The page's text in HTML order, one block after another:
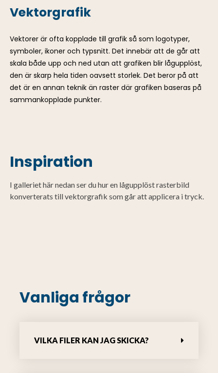
Vektorgrafik
Vektorer är ofta kopplade till grafik så som logotyper,
symboler, ikoner och typsnitt. Det innebär att de går att
skala både upp och ned utan att grafiken blir lågupplöst,
den är skarp hela tiden oavsett storlek. Det beror på att
det är en annan teknik än raster där grafiken baseras på
sammankopplade punkter.
Inspiration
I galleriet här nedan ser du hur en lågupplöst rasterbild
konverterats till vektorgrafik som går att applicera i tryck.
Vanliga frågor
VILKA FILER KAN JAG SKICKA?